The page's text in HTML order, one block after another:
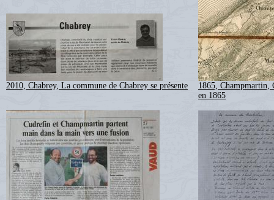
2010, Chabrey, La commune de Chabrey se présente
1865, Champmartin,
en 1865